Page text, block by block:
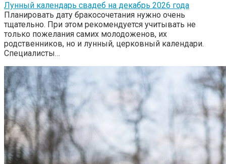
Лунный календарь свадеб на декабрь 2026 года
Планировать дату бракосочетания нужно очень
тщательно. При этом рекомендуется учитывать не
только пожелания самих молодоженов, их
родственников, но и лунный, церковный календари.
Специалисты…